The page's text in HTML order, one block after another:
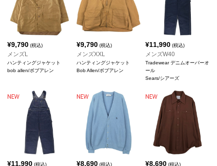
¥9,790 (税込)
メンズL
ハンティングジャケット
bob allen/ボブアレン
¥9,790(税込)
メンズXXL
ハンティングジャケット
Bob Allen/ボブアレン
¥11,990 (税込)
メンズW40
Tradewear デニムオーバーオ
ール
Sears/シアーズ
¥11,990 (税込) ¥8,690(税込) ¥8,690 (税込)